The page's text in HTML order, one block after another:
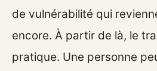
de vulnérabilité qui
encore. À partir de là, le
pratique. Une personne